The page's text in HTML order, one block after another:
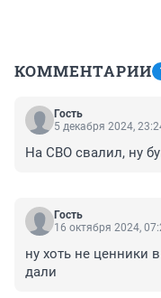
КОММЕНТАРИИ
Гость
5 декабря 2024,
На СВО свалил, ну
Гость
16 октября 2024,
ну хоть не ценники
дали